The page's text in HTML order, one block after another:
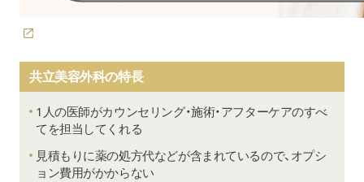
共立美容外科の特長
1人の医師がカウンセリング・施術・アフターケアのすべ
てを担当してくれる
見積もりに薬の処方代などが含まれているので、オプシ
ョン費用がかからない